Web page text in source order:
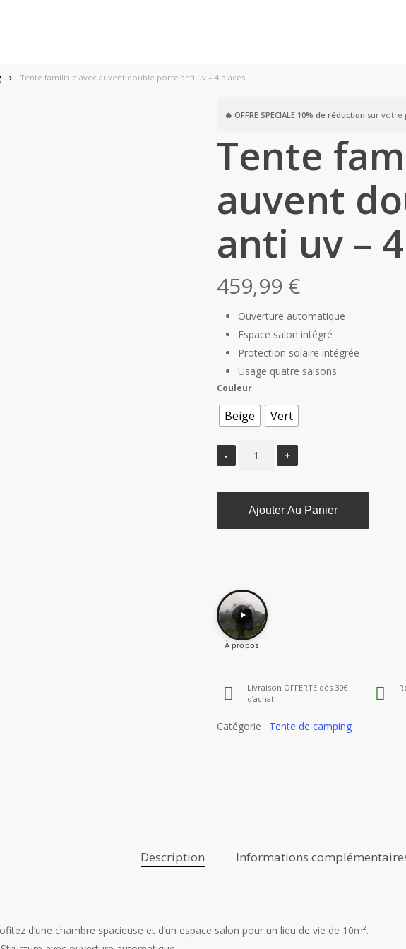
Tente familiale avec auvent double porte anti uv – 4 places
🔥 OFFRE SPECIALE 10% de réduction sur votre
Tente
auvent
anti uv –
459,99 €
Ouverture automatique
Espace salon intégré
Protection solaire intégrée
Usage quatre saisons
Couleur
Beige Vert
Ajouter Au Panier
À propos
Livraison OFFERTE dès 30€
d’achat
Catégorie : Tente de camping
Description Informations
d’une chambre spacieuse et d’un espace salon pour un lieu de vie de 10m².